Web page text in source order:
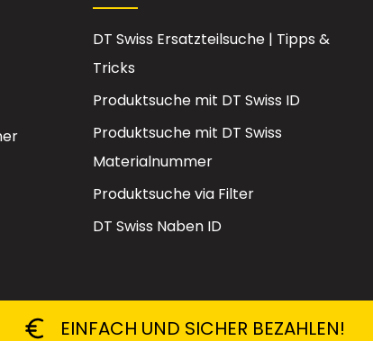
DT Swiss Ersatzteilsuche | Tipps &
Tricks
Produktsuche mit DT Swiss ID
Produktsuche mit DT Swiss
Materialnummer
Produktsuche via Filter
DT Swiss Naben ID
EINFACH UND SICHER BEZAHLEN!